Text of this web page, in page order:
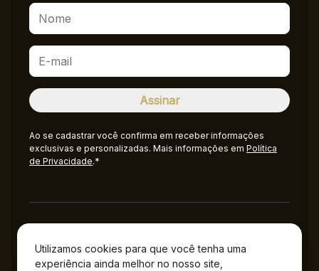
Utilizamos cookies para que você tenha uma
experiência ainda melhor no nosso site,
Ao se cadastrar você confirma em receber informações
exclusivas e personalizadas. Mais informações em Política
de Privacidade.*
Administração